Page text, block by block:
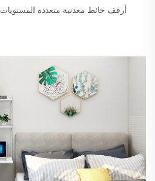
أرفف حائط معدنية متعددة المستويات